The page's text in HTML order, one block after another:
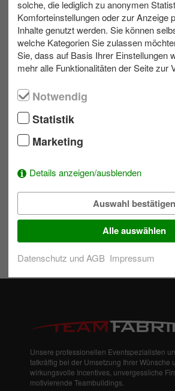
Gerne planen wir eine
Teamevent.
max. 40 Outdoor 1 bis 8 h
Ihr Kontakt zu uns
Schreiben Sie eine E-Mail!
039953 70173
Wunschliste
Um der Auswahl Aktivitäten
Modul auf
klicken.
Unsere professionellen Eventspezialisten
tatkräftig bei der Umsetzung Ihrer Wünsche
wirkungsvolle Incentives, unvergessliche
motivierende Teambuildings.
solche, die lediglich zu anonymen
Komforteinstellungen oder zur Anzeige
Inhalte genutzt werden. Sie können
welche Kategorien Sie zulassen
Sie, dass auf Basis Ihrer Einstellungen
mehr alle Funktionalitäten der Seite zur
Notwendig
Statistik
Marketing
Details anzeigen/ausblenden
Auswahl bestätigen
Alle auswählen
Datenschutz und AGB Impressum